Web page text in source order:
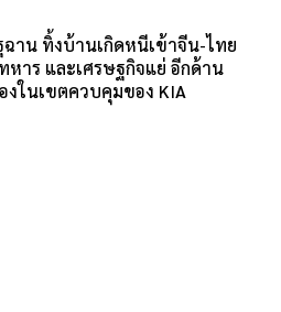
ฉาน ทิ้งบ้านเกิดหนีเข้าจีน-ไทย
หาร และเศรษฐกิจแย่ อีกด้าน
ในเขตควบคุมของ KIA